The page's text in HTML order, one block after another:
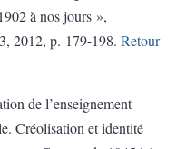
à nos jours »,
2012, p. 179-198. Retour
de l’enseignement
Créolisation et identité